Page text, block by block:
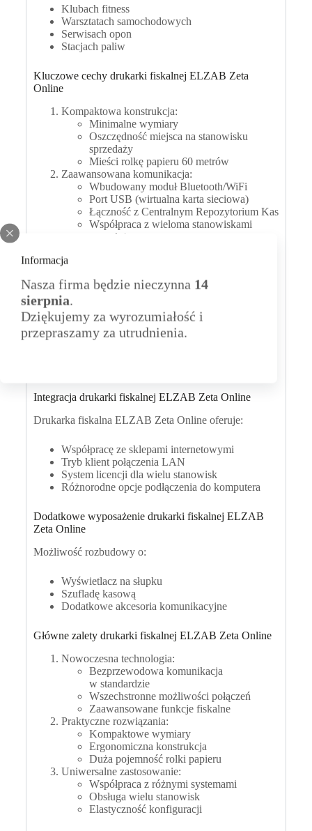
Informacja
Nasza firma będzie nieczynna 14
sierpnia.
Dziękujemy za wyrozumiałość i
przepraszamy za utrudnienia.
Klubach fitness
Warsztatach samochodowych
Serwisach opon
Stacjach paliw
Kluczowe cechy drukarki fiskalnej ELZAB Zeta
Online
Kompaktowa konstrukcja:
Minimalne wymiary
Oszczędność miejsca na stanowisku
sprzedaży
Mieści rolkę papieru 60 metrów
Zaawansowana komunikacja:
Wbudowany moduł Bluetooth/WiFi
Port USB (wirtualna karta sieciowa)
Łączność z Centralnym Repozytorium Kas
Współpraca z wieloma stanowiskami
sprzedaży
Wszechstronne możliwości drukarki fiskalnej ELZAB
Zeta Online
✓ Wydruk faktur VAT
✓ Obsługa wydruków niefiskalnych (formatek)
✓ Możliwość podłączenia dodatkowego wyświetlacza
✓ Obsługa popularnych protokołów komunikacyjnych
Integracja drukarki fiskalnej ELZAB Zeta Online
Drukarka fiskalna ELZAB Zeta Online oferuje:
Współpracę ze sklepami internetowymi
Tryb klient połączenia LAN
System licencji dla wielu stanowisk
Różnorodne opcje podłączenia do komputera
Dodatkowe wyposażenie drukarki fiskalnej ELZAB
Zeta Online
Możliwość rozbudowy o:
Wyświetlacz na słupku
Szufladę kasową
Dodatkowe akcesoria komunikacyjne
Główne zalety drukarki fiskalnej ELZAB Zeta Online
Nowoczesna technologia:
Bezprzewodowa komunikacja
w standardzie
Wszechstronne możliwości połączeń
Zaawansowane funkcje fiskalne
Praktyczne rozwiązania:
Kompaktowe wymiary
Ergonomiczna konstrukcja
Duża pojemność rolki papieru
Uniwersalne zastosowanie:
Współpraca z różnymi systemami
Obsługa wielu stanowisk
Elastyczność konfiguracji